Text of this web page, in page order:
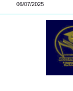
06/07/2025